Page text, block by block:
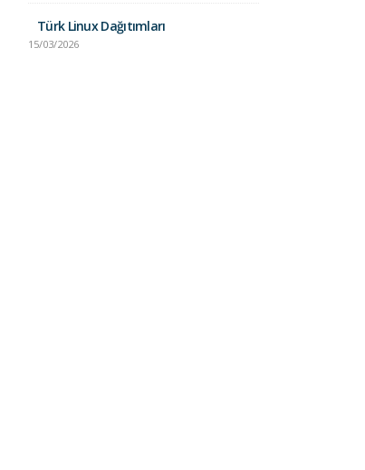
Türk Linux Dağıtımları
15/03/2026